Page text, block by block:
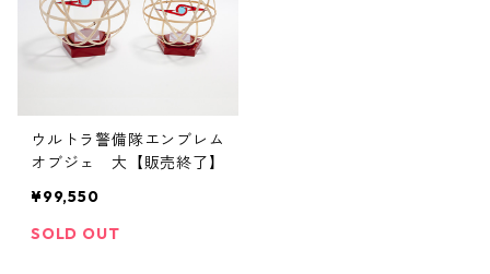
ウルトラ警備隊エンブレム
オブジェ 大【販売終了】
¥99,550
SOLD OUT